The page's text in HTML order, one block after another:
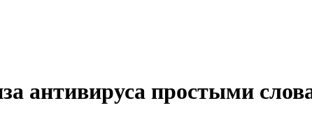
антивируса простыми